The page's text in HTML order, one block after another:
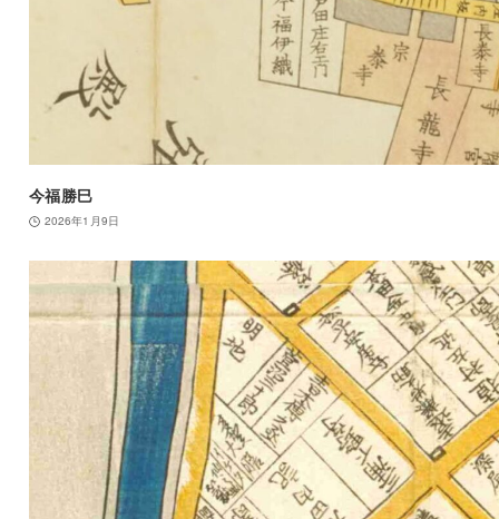
今福勝巳
2026年1月9日